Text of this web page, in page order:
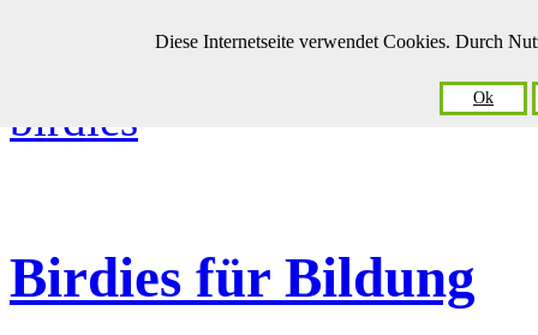
Birdies für Bildung
Diese Internetseite verwendet Cookies. Durch
Ok